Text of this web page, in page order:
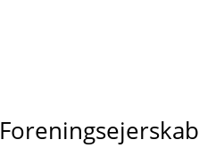
Foreningsejerskab